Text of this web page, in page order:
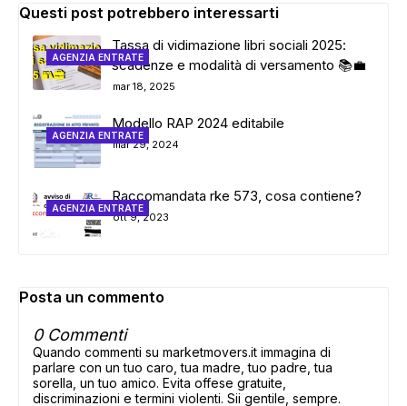
Questi post potrebbero interessarti
AGENZIA ENTRATE
Tassa di vidimazione libri sociali 2025:
scadenze e modalità di versamento 📚💼
mar 18, 2025
AGENZIA ENTRATE
Modello RAP 2024 editabile
mar 29, 2024
AGENZIA ENTRATE
Raccomandata rke 573, cosa contiene?
ott 9, 2023
Posta un commento
0 Commenti
Quando commenti su marketmovers.it immagina di
parlare con un tuo caro, tua madre, tuo padre, tua
sorella, un tuo amico. Evita offese gratuite,
discriminazioni e termini violenti. Sii gentile, sempre.